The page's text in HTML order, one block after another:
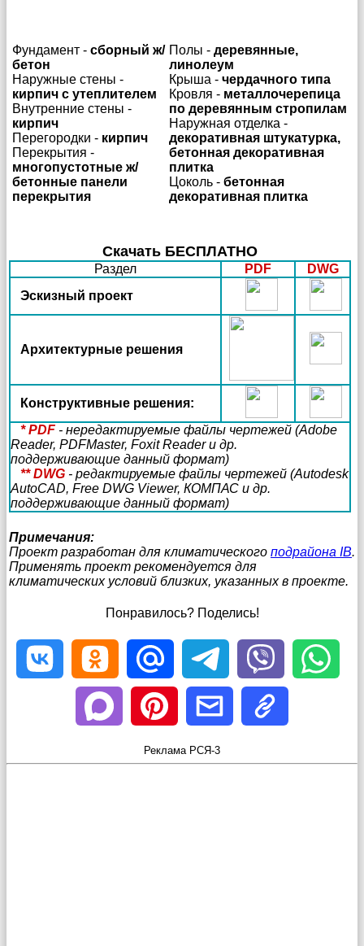
Фундамент - сборный ж/
бетон
Наружные стены -
кирпич с утеплителем
Внутренние стены -
кирпич
Перегородки - кирпич
Перекрытия -
многопустотные ж/
бетонные панели
перекрытия
Полы - деревянные,
линолеум
Крыша - чердачного типа
Кровля - металлочерепица
по деревянным стропилам
Наружная отделка -
декоративная штукатурка,
бетонная декоративная
плитка
Цоколь - бетонная
декоративная плитка
Скачать БЕСПЛАТНО
Раздел PDF
DWG
Эскизный проект
Архитектурные решения
Конструктивные решения:
* PDF - нередактируемые файлы чертежей (Adobe
Reader, PDFMaster, Foxit Reader и др.
поддерживающие данный формат)
** DWG - редактируемые файлы чертежей (Autodesk
AutoCAD, Free DWG Viewer, КОМПАС и др.
поддерживающие данный формат)
Примечания:
Проект разработан для климатического подрайона IB.
Применять проект рекомендуется для
климатических условий близких, указанных в проекте.
Понравилось? Поделись!
Реклама РСЯ-3